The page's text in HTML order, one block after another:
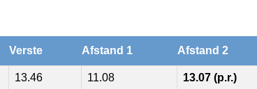
Verste Afstand 1 Afstand 2
13.46 11.08 13.07 (p.r.)